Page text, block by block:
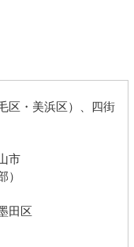
区・美浜区）、四街
市
田区